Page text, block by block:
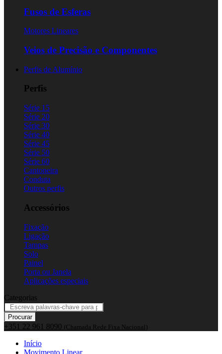
Fusos de Esferas
Motores Lineares
Veios de Precisão e Componentes
Perfis de Alumínio
Perfis
Série 15
Série 20
Série 30
Série 40
Série 45
Série 50
Série 60
Cantoneira
Conduta
Outros perfis
Accessórios
Fixação
Ligação
Tampas
Solo
Painel
Porta ou Janela
Aplicações especiais
Categorias
Procurar
+351 22 961 8090 (Chamada Rede Fixa Nacional)
Início
Movimento Linear